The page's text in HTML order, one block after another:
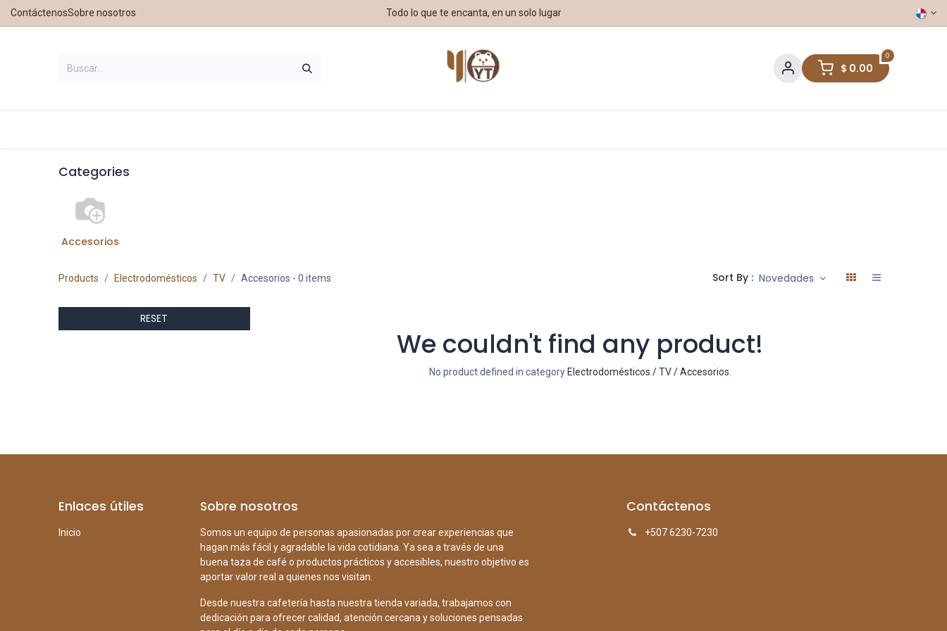
ContáctenosSobre nosotros Todo lo que te encanta, en un solo lugar
0
$ 0.00
Categories
Accesorios
Products Electrodomésticos TV Accesorios - 0 items Sort By : Novedades
RESET
We couldn't find any product!
No product defined in category Electrodomésticos / TV / Accesorios
Enlaces útiles
Inicio
Sobre nosotros
Somos un equipo de personas apasionadas por crear experiencias que
hagan más fácil y agradable la vida cotidiana. Ya sea a través de una
buena taza de café o productos prácticos y accesibles, nuestro objetivo es
aportar valor real a quienes nos visitan.
Desde nuestra cafetería hasta nuestra tienda variada, trabajamos con
dedicación para ofrecer calidad, atención cercana y soluciones pensadas
Contáctenos
+507 6230-7230